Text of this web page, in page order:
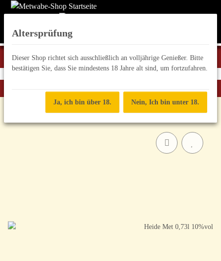
Altersprüfung
Dieser Shop richtet sich ausschließlich an volljährige Genießer. Bitte
bestätigen Sie, dass Sie mindestens 18 Jahre alt sind, um fortzufahren.
Ja, ich bin über 18. Nein, Ich bin unter 18.